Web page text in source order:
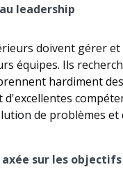
leadership
doivent gérer
équipes. Ils
hardiment
d'excellentes
de problèmes
axée sur les objectifs